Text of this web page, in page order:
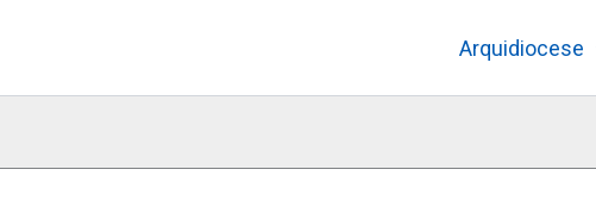
Arquidiocese